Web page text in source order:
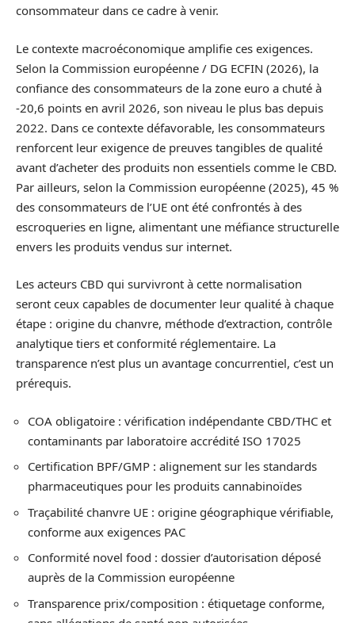
consommateur dans ce cadre à venir.
Le contexte macroéconomique amplifie ces exigences.
Selon la Commission européenne / DG ECFIN (2026), la
confiance des consommateurs de la zone euro a chuté à
-20,6 points en avril 2026, son niveau le plus bas depuis
2022. Dans ce contexte défavorable, les consommateurs
renforcent leur exigence de preuves tangibles de qualité
avant d’acheter des produits non essentiels comme le CBD.
Par ailleurs, selon la Commission européenne (2025), 45 %
des consommateurs de l’UE ont été confrontés à des
escroqueries en ligne, alimentant une méfiance structurelle
envers les produits vendus sur internet.
Les acteurs CBD qui survivront à cette normalisation
seront ceux capables de documenter leur qualité à chaque
étape : origine du chanvre, méthode d’extraction, contrôle
analytique tiers et conformité réglementaire. La
transparence n’est plus un avantage concurrentiel, c’est un
prérequis.
COA obligatoire : vérification indépendante CBD/THC et
contaminants par laboratoire accrédité ISO 17025
Certification BPF/GMP : alignement sur les standards
pharmaceutiques pour les produits cannabinoïdes
Traçabilité chanvre UE : origine géographique vérifiable,
conforme aux exigences PAC
Conformité novel food : dossier d’autorisation déposé
auprès de la Commission européenne
Transparence prix/composition : étiquetage conforme,